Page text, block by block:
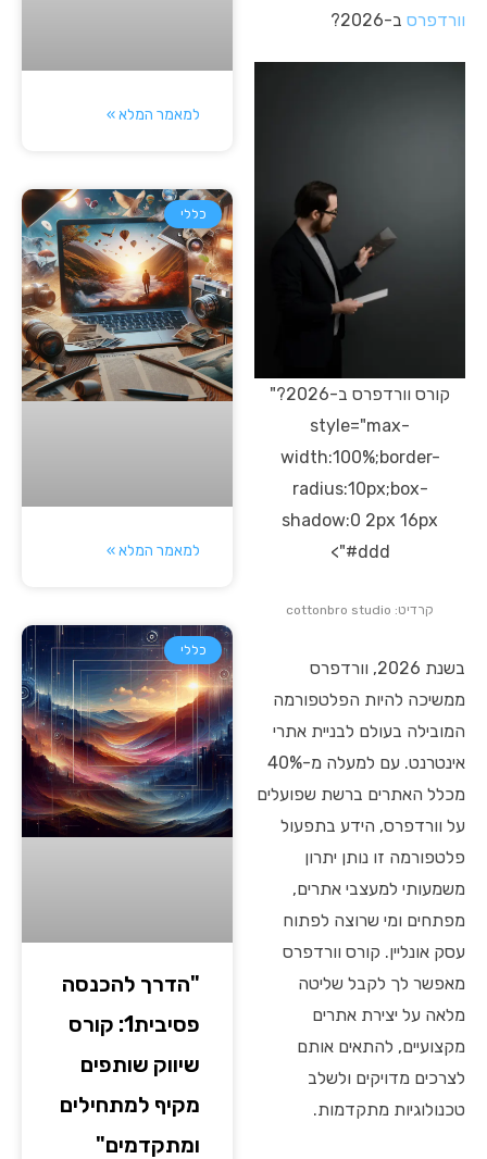
וורדפרס ב-2026?
קורס וורדפרס ב-2026?"
style="max-
width:100%;border-
radius:10px;box-
shadow:0 2px 16px
#ddd">
קרדיט: cottonbro studio
בשנת 2026, וורדפרס
ממשיכה להיות הפלטפורמה
המובילה בעולם לבניית אתרי
אינטרנט. עם למעלה מ-40%
מכלל האתרים ברשת שפועלים
על וורדפרס, הידע בתפעול
פלטפורמה זו נותן יתרון
משמעותי למעצבי אתרים,
מפתחים ומי שרוצה לפתוח
עסק אונליין. קורס וורדפרס
מאפשר לך לקבל שליטה
מלאה על יצירת אתרים
מקצועיים, להתאים אותם
לצרכים מדויקים ולשלב
טכנולוגיות מתקדמות.
למאמר המלא »
כללי
למאמר המלא »
כללי
"הדרך להכנסה
פסיבית1: קורס
שיווק שותפים
מקיף למתחילים
ומתקדמים"